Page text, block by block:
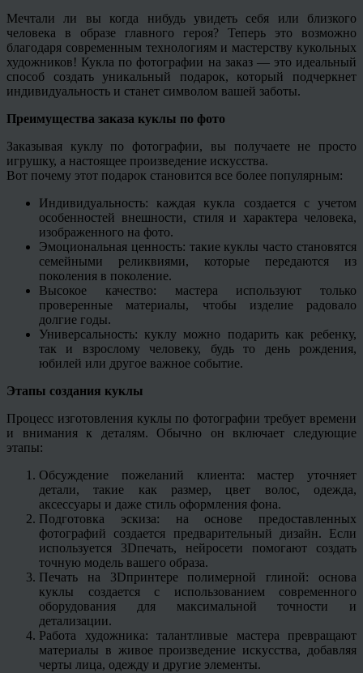
Мечтали ли вы когда нибудь увидеть себя или близкого
человека в образе главного героя? Теперь это возможно
благодаря современным технологиям и мастерству кукольных
художников! Кукла по фотографии на заказ — это идеальный
способ создать уникальный подарок, который подчеркнет
индивидуальность и станет символом вашей заботы.
Преимущества заказа куклы по фото
Заказывая куклу по фотографии, вы получаете не просто
игрушку, а настоящее произведение искусства.
Вот почему этот подарок становится все более популярным:
Индивидуальность: каждая кукла создается с учетом
особенностей внешности, стиля и характера человека,
изображенного на фото.
Эмоциональная ценность: такие куклы часто становятся
семейными реликвиями, которые передаются из
поколения в поколение.
Высокое качество: мастера используют только
проверенные материалы, чтобы изделие радовало
долгие годы.
Универсальность: куклу можно подарить как ребенку,
так и взрослому человеку, будь то день рождения,
юбилей или другое важное событие.
Этапы создания куклы
Процесс изготовления куклы по фотографии требует времени
и внимания к деталям. Обычно он включает следующие
этапы:
Обсуждение пожеланий клиента: мастер уточняет
детали, такие как размер, цвет волос, одежда,
аксессуары и даже стиль оформления фона.
Подготовка эскиза: на основе предоставленных
фотографий создается предварительный дизайн. Если
используется 3Dпечать, нейросети помогают создать
точную модель вашего образа.
Печать на 3Dпринтере полимерной глиной: основа
куклы создается с использованием современного
оборудования для максимальной точности и
детализации.
Работа художника: талантливые мастера превращают
материалы в живое произведение искусства, добавляя
черты лица, одежду и другие элементы.